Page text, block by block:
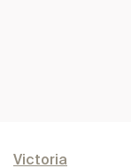
Victoria